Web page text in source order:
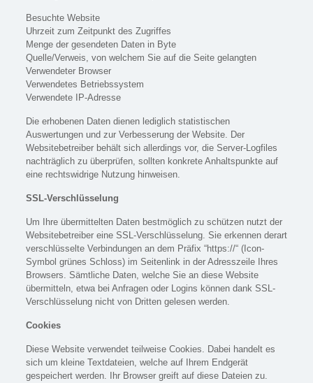
Besuchte Website
Uhrzeit zum Zeitpunkt des Zugriffes
Menge der gesendeten Daten in Byte
Quelle/Verweis, von welchem Sie auf die Seite gelangten
Verwendeter Browser
Verwendetes Betriebssystem
Verwendete IP-Adresse
Die erhobenen Daten dienen lediglich statistischen
Auswertungen und zur Verbesserung der Website. Der
Websitebetreiber behält sich allerdings vor, die Server-Logfiles
nachträglich zu überprüfen, sollten konkrete Anhaltspunkte auf
eine rechtswidrige Nutzung hinweisen.
SSL-Verschlüsselung
Um Ihre übermittelten Daten bestmöglich zu schützen nutzt der
Websitebetreiber eine SSL-Verschlüsselung. Sie erkennen derart
verschlüsselte Verbindungen an dem Präfix “https://“ (Icon-
Symbol grünes Schloss) im Seitenlink in der Adresszeile Ihres
Browsers. Sämtliche Daten, welche Sie an diese Website
übermitteln, etwa bei Anfragen oder Logins können dank SSL-
Verschlüsselung nicht von Dritten gelesen werden.
Cookies
Diese Website verwendet teilweise Cookies. Dabei handelt es
sich um kleine Textdateien, welche auf Ihrem Endgerät
gespeichert werden. Ihr Browser greift auf diese Dateien zu.